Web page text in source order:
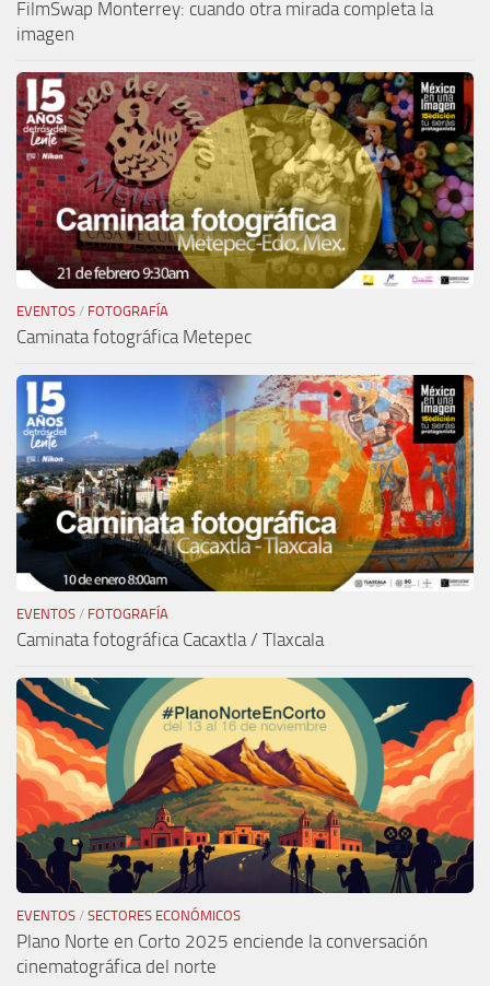
FilmSwap Monterrey: cuando otra mirada completa la
imagen
EVENTOS / FOTOGRAFÍA
Caminata fotográfica Metepec
EVENTOS / FOTOGRAFÍA
Caminata fotográfica Cacaxtla / Tlaxcala
EVENTOS / SECTORES ECONÓMICOS
Plano Norte en Corto 2025 enciende la conversación
cinematográfica del norte